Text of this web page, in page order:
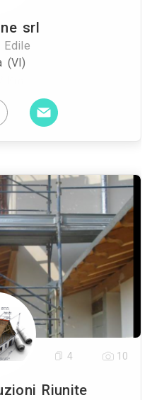
srl
Edile
(VI)
Riunite
4 10